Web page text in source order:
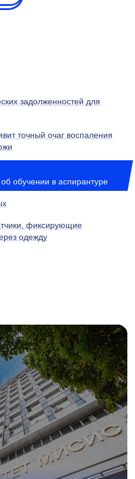
задолженностей для
точный очаг воспаления
обучении в аспирантуре
фиксирующие
одежду